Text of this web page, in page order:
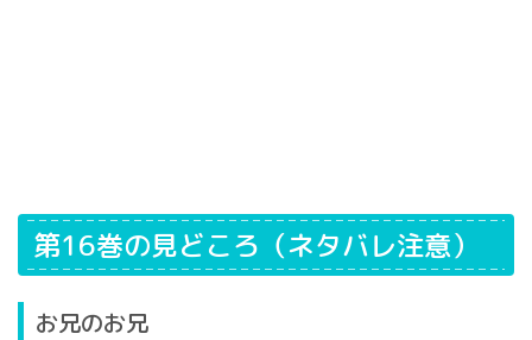
第16巻の見どころ（ネタバレ注意）
お兄のお兄